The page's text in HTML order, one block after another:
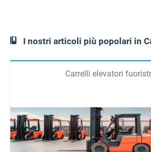
I nostri articoli più popolari in
Carrelli elevatori